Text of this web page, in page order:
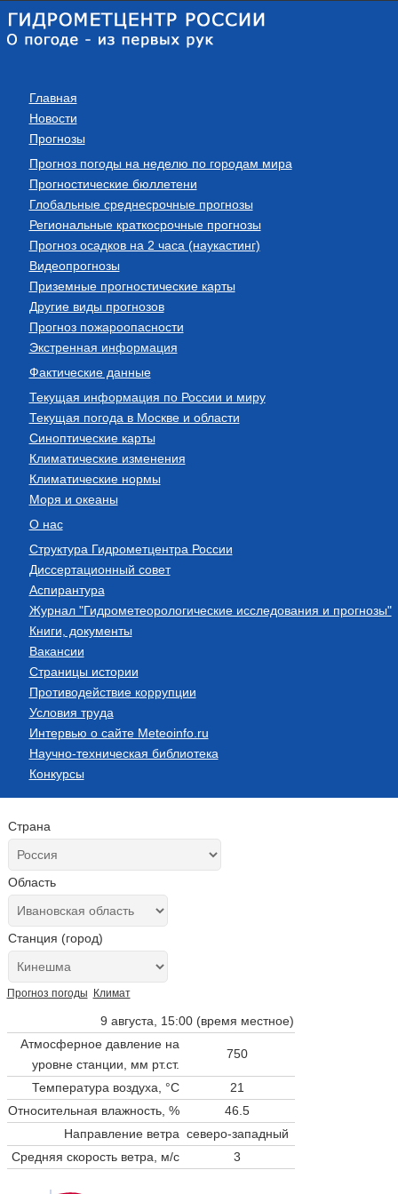
Главная
Новости
Прогнозы
Прогноз погоды на неделю по городам мира
Прогностические бюллетени
Глобальные среднесрочные прогнозы
Региональные краткосрочные прогнозы
Прогноз осадков на 2 часа (наукастинг)
Видеопрогнозы
Приземные прогностические карты
Другие виды прогнозов
Прогноз пожароопасности
Экстренная информация
Фактические данные
Текущая информация по России и миру
Текущая погода в Москве и области
Синоптические карты
Климатические изменения
Климатические нормы
Моря и океаны
О нас
Структура Гидрометцентра России
Диссертационный совет
Аспирантура
Журнал "Гидрометеорологические исследования и прогнозы"
Книги, документы
Вакансии
Страницы истории
Противодействие коррупции
Условия труда
Интервью о сайте Meteoinfo.ru
Научно-техническая библиотека
Конкурсы
Страна
Область
Станция (город)
Прогноз погоды Климат
9 августа, 15:00 (время местное)
Атмосферное давление на
уровне станции, мм рт.ст.
750
Температура воздуха, °C
21
Относительная влажность, %
46.5
Направление ветра северо-западный
Средняя скорость ветра, м/с
3